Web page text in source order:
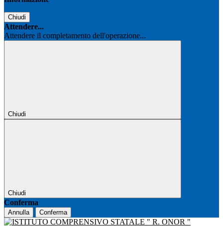
Chiudi
Attendere...
Attendere il completamento dell'operazione...
Chiudi
Chiudi
Conferma
Annulla Conferma